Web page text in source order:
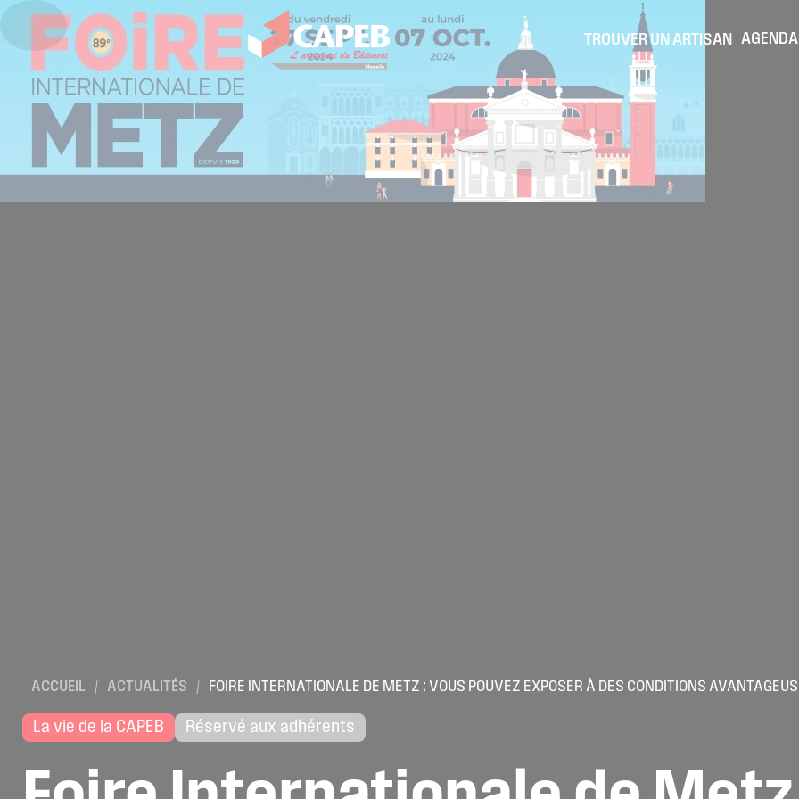
TROUVER UN ARTISAN AGENDA
ACCUEIL / ACTUALITÉS / FOIRE INTERNATIONALE DE METZ : VOUS POUVEZ EXPOSER À DES CONDITIONS
La vie de la CAPEB Réservé aux adhérents